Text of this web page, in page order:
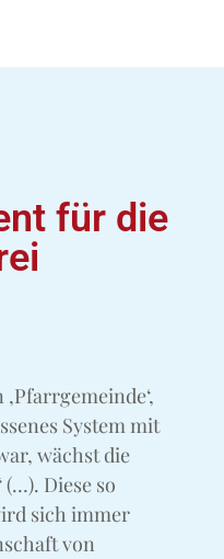
für die
System mit
wächst die
(…). Diese so
sich immer
von